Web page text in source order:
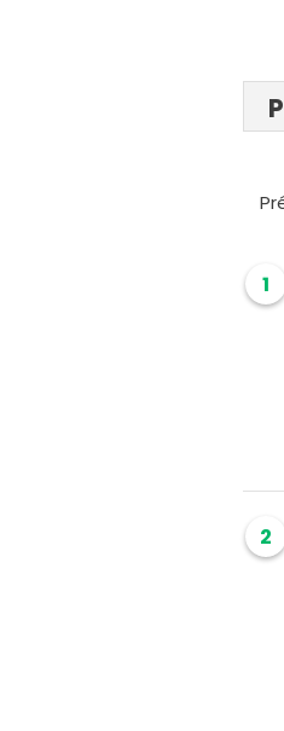
1
2